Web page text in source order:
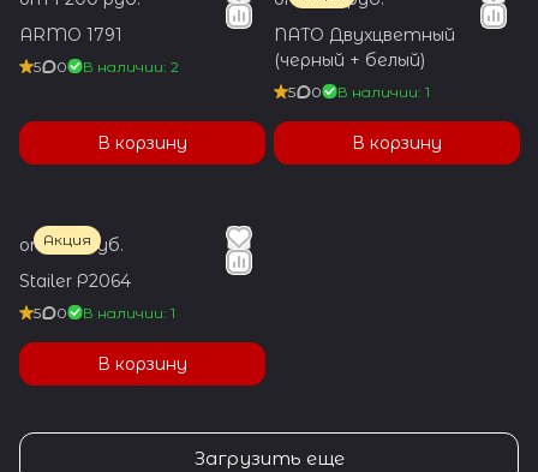
ARMO 1791
5 0 В наличии: 2
В корзину
NATO Двухцветный
(черный + белый)
5 0 В наличии: 1
В корзину
Акция
от 550 руб.
Stailer Р2064
5 0 В наличии: 1
В корзину
Загрузить еще